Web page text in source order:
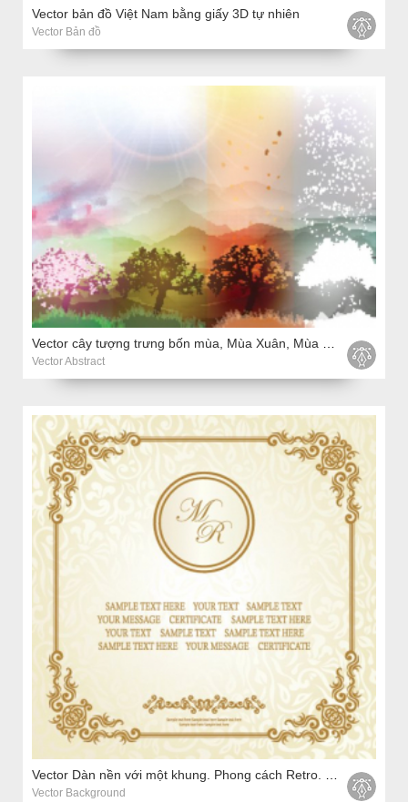
Vector bản đồ Việt Nam bằng giấy 3D tự nhiên
Vector Bản đồ
Vector Abstract
Vector Background